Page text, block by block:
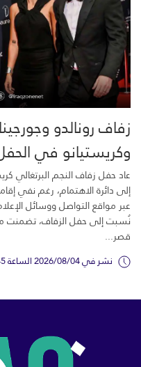
زفاف رونالدو
وكريستيانو في
عاد حفل زفاف النجم البرتغالي
إلى دائرة الاهتمام، رغم نفي
عبر مواقع التواصل ووسائل
نُسبت إلى حفل الزفاف،
قصر...
نشر في 2026/08/04 الساعة 10:45 م